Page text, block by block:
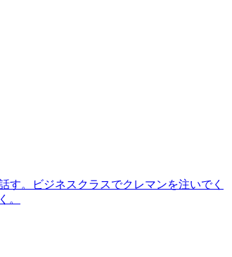
す。ビジネスクラスでクレマンを注いでく
。